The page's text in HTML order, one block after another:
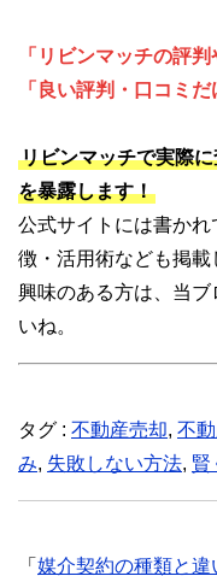
「リビンマッチの評
「良い評判・口コミ
リビンマッチで実際
を暴露します！
公式サイトには書か
徴・活用術なども掲載
興味のある方は、当
いね。
タグ : 不動産売却, 不
み, 失敗しない方法, 賢
「 媒介契約の種類と